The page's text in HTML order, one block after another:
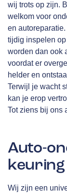
wij trots op zijn.
welkom voor
en
tijdig inspelen
worden dan ook
voordat er
helder en
Terwijl je wacht
kan je erop
Tot ziens bij ons
Auto-
Wij zijn een